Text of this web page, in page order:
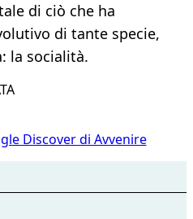
di ciò che ha
di tante specie,
la socialità.
Discover di Avvenire